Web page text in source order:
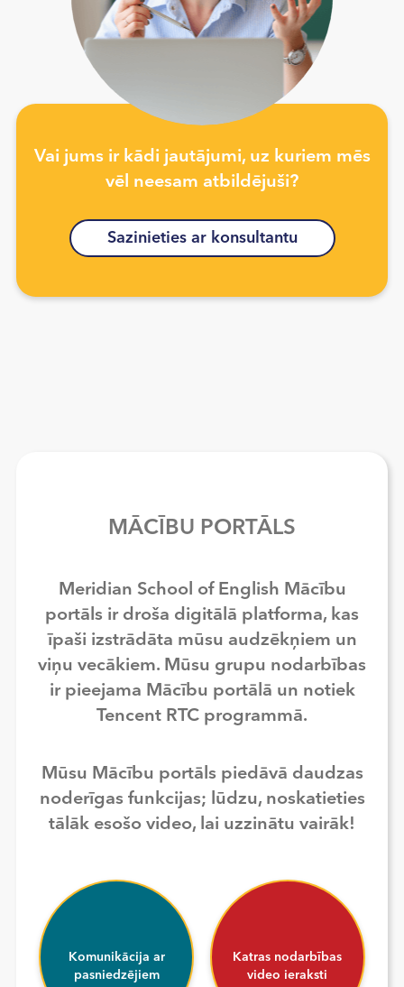
Vai jums ir kādi jautājumi, uz kuriem mēs
vēl neesam atbildējuši?
Sazinieties ar konsultantu
MĀCĪBU PORTĀLS
Meridian School of English Mācību
portāls ir droša digitālā platforma, kas
īpaši izstrādāta mūsu audzēkņiem un
viņu vecākiem. Mūsu grupu nodarbības
ir pieejama Mācību portālā un notiek
Tencent RTC programmā.
Mūsu Mācību portāls piedāvā daudzas
noderīgas funkcijas; lūdzu, noskatieties
tālāk esošo video, lai uzzinātu vairāk!
Komunikācija ar
pasniedzējiem
Katras nodarbības
video ieraksti